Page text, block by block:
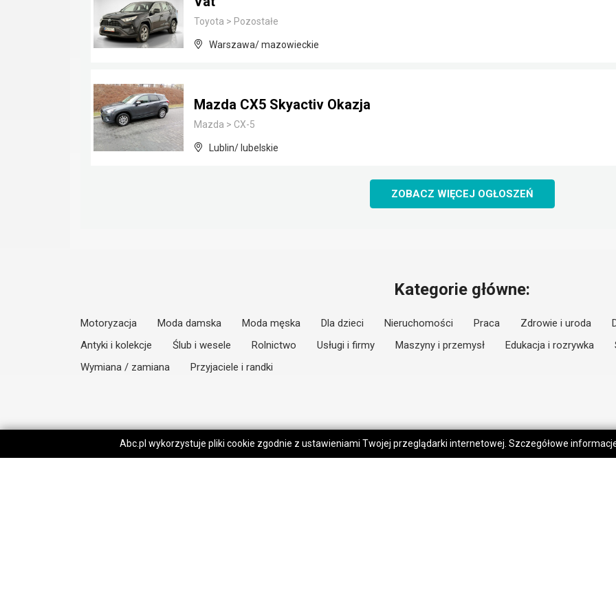
Toyota > Pozostałe
Warszawa/ mazowieckie
Mazda CX5 Skyactiv Okazja
Mazda > CX-5
Lublin/ lubelskie
ZOBACZ WIĘCEJ OGŁOSZEŃ
Kategorie główne:
Motoryzacja Moda damska Moda męska Dla dzieci Nieruchomości Praca Zdrowie i uroda
Antyki i kolekcje
Ślub i wesele Rolnictwo Usługi i firmy Maszyny i przemysł Edukacja i rozrywka
Wymiana / zamiana
Przyjaciele i randki
Abc.pl wykorzystuje pliki cookie zgodnie z ustawieniami Twojej przeglądarki internetowej. Szczegółowe